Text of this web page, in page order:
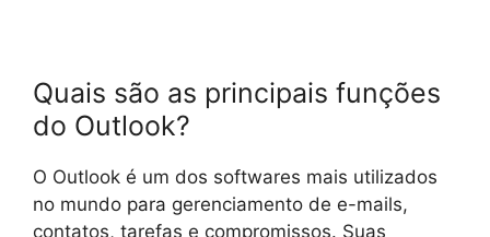
Quais são as principais funções
do Outlook?
O Outlook é um dos softwares mais utilizados
no mundo para gerenciamento de e-mails,
contatos, tarefas e compromissos. Suas